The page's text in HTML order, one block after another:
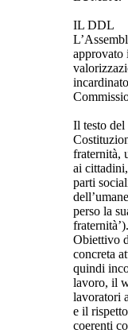
IL DDL
approvato
Il testo del
fraternità,
ai
parti
perso la
fraternità’).
Obiettivo
concreta
quindi
lavoro, il
lavoratori
e il
coerenti